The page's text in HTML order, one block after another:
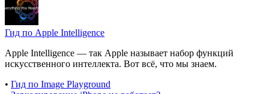
Гид по Apple Intelligence
Apple Intelligence — так Apple называет набор функций
искусственного интеллекта. Вот всё, что мы знаем.
• Гид по Image Playground